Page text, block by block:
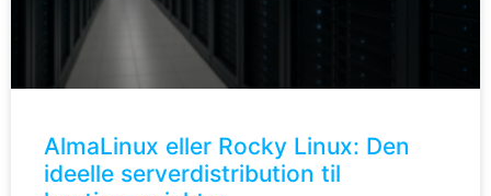
AlmaLinux eller Rocky Linux: Den
ideelle serverdistribution til